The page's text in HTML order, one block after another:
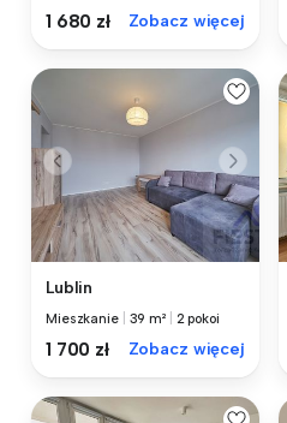
1 680 zł Zobacz więcej
Lublin
Mieszkanie 39 m² 2 pokoi
1 700 zł Zobacz więcej